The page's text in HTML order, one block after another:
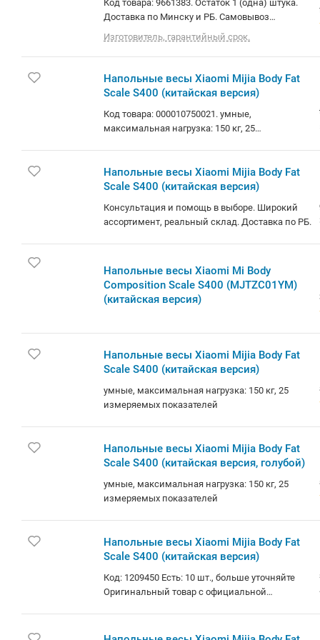
Код товара: 9661383. Остаток 1 (одна) штука.
Доставка по Минску и РБ. Самовывоз
(площадь Бангалор). О товаре: умные,
максимальная нагрузка: 150 кг, 25
измеряемых показателей
Изготовитель, гарантийный срок.
Напольные весы Xiaomi Mijia Body Fat
Scale S400 (китайская версия)
Код товара: 000010750021. умные,
максимальная нагрузка: 150 кг, 25
Напольные весы Xiaomi Mijia Body Fat
Scale S400 (китайская версия)
Консультация и помощь в выборе. Широкий
ассортимент, реальный склад. Доставка по РБ.
Напольные весы Xiaomi Mi Body
Composition Scale S400 (MJTZC01YM)
(китайская версия)
Напольные весы Xiaomi Mijia Body Fat
Scale S400 (китайская версия)
умные, максимальная нагрузка: 150 кг, 25
измеряемых показателей
Напольные весы Xiaomi Mijia Body Fat
Scale S400 (китайская версия, голубой)
умные, максимальная нагрузка: 150 кг, 25
измеряемых показателей
Напольные весы Xiaomi Mijia Body Fat
Scale S400 (китайская версия)
Код: 1209450 Есть: 10 шт., больше уточняйте
Оригинальный товар с официальной
102(м.Московская), Братская